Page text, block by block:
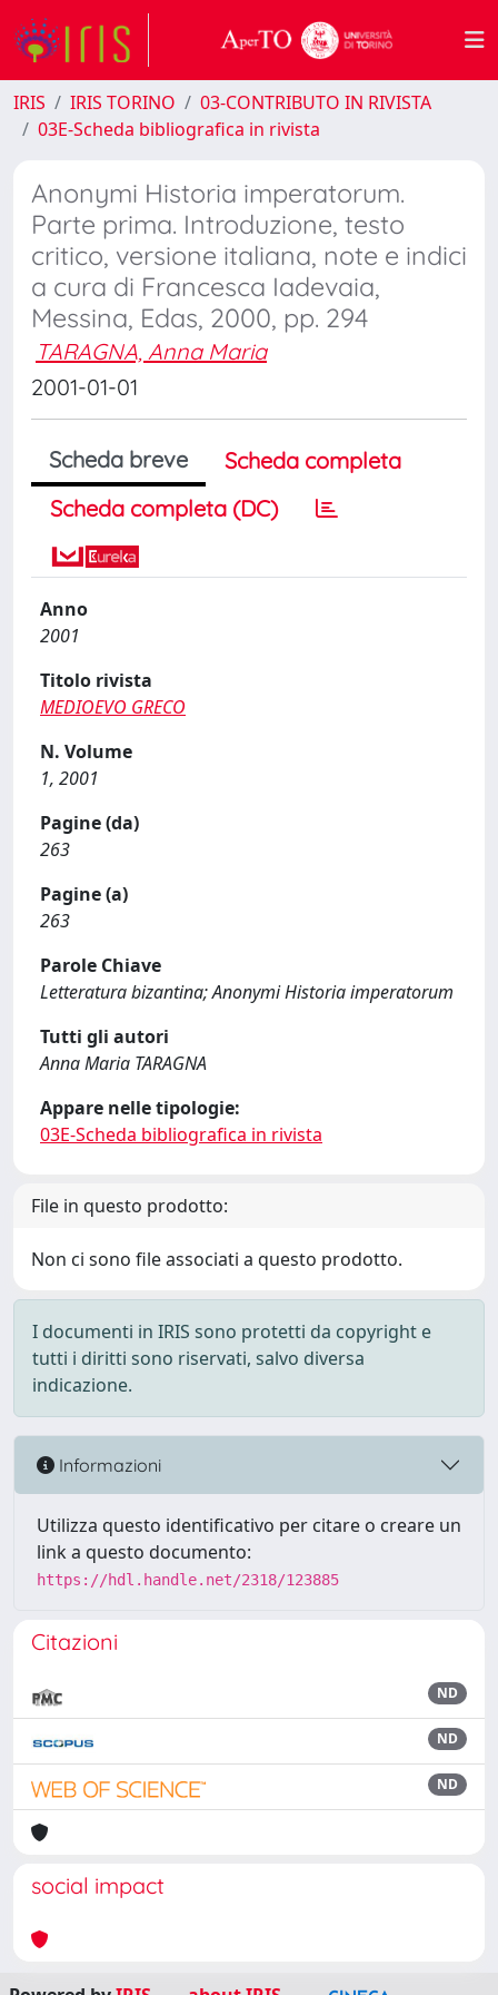
IRIS IRIS TORINO
03-CONTRIBUTO IN RIVISTA
03E-Scheda bibliografica in rivista
Anonymi Historia imperatorum.
Parte prima. Introduzione, testo
critico, versione italiana, note e indici
a cura di Francesca Iadevaia,
Messina, Edas, 2000, pp. 294
TARAGNA, Anna Maria
2001-01-01
Scheda breve
Scheda completa
Scheda completa (DC)
Anno
2001
Titolo rivista
MEDIOEVO GRECO
N. Volume
1, 2001
Pagine (da)
263
Pagine (a)
263
Parole Chiave
Letteratura bizantina; Anonymi Historia imperatorum
Tutti gli autori
Anna Maria TARAGNA
Appare nelle tipologie:
03E-Scheda bibliografica in rivista
File in questo prodotto:
Non ci sono file associati a questo prodotto.
I documenti in IRIS sono protetti da copyright e
tutti i diritti sono riservati, salvo diversa
indicazione.
Informazioni
Utilizza questo identificativo per citare o creare un
link a questo documento:
https://hdl.handle.net/2318/123885
Citazioni
ND
ND
ND
social impact